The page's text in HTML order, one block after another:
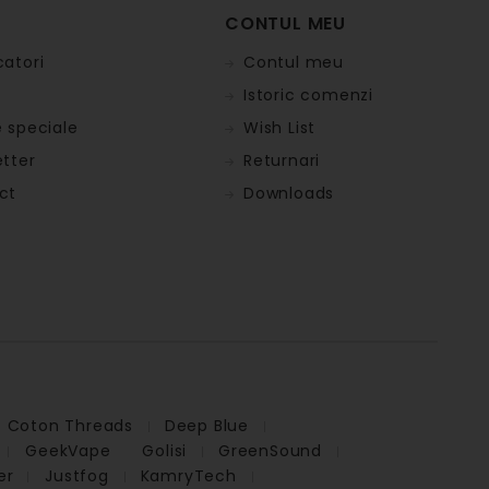
speciale
CONTUL MEU
Contul meu
Istoric comenzi
Wish List
Returnari
Downloads
Coton Threads
Deep Blue
GeekVape Golisi
GreenSound
Justfog KamryTech